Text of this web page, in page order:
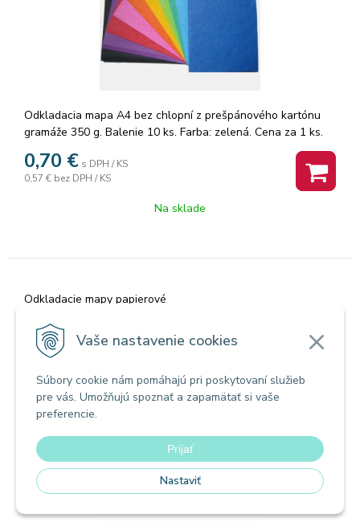
Vaše nastavenie cookies
Súbory cookie nám pomáhajú pri poskytovaní služieb
pre vás. Umožňujú spoznať a zapamätať si vaše
preferencie.
Prijať
Nastaviť
Odkladacia mapa A4 bez chlopní z prešpánového kartónu
gramáže 350 g. Balenie 10 ks. Farba: zelená. Cena za 1 ks.
0,70 € s DPH / KS
0,57 € bez DPH / KS
Na sklade
Odkladacie mapy papierové
Odkladacia mapa bez chlopní červená